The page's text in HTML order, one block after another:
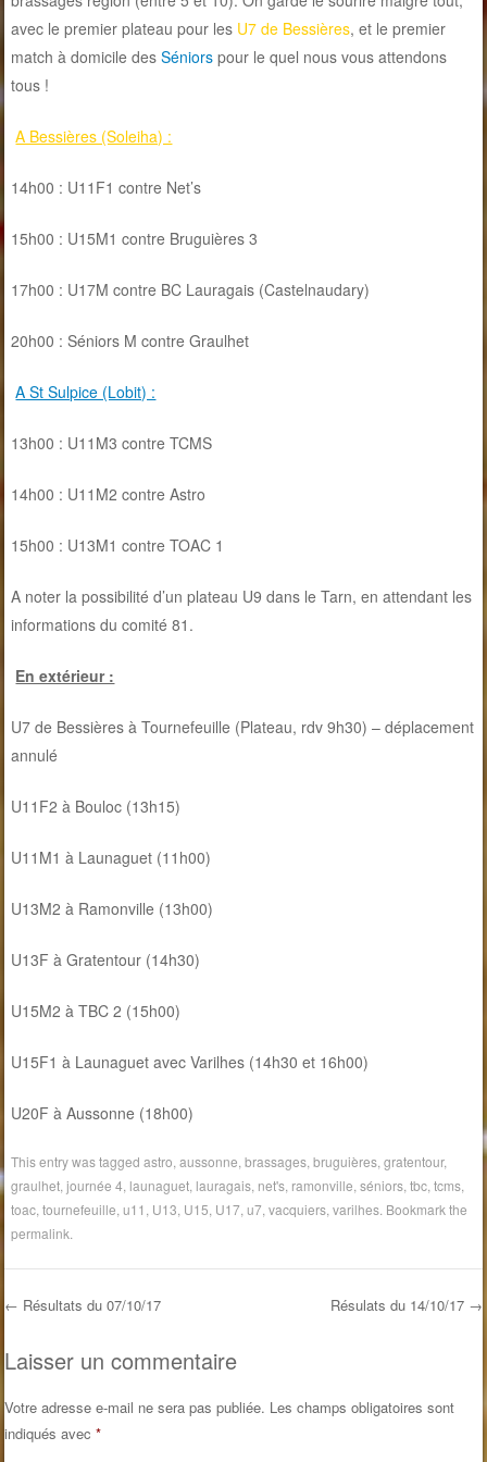
avec le premier plateau pour les U7 de Bessières, et le premier
match à domicile desSéniors pour le quel nous vous attendons
tous !
A Bessières (Soleiha) :
14h00 : U11F1 contre Net’s
15h00 : U15M1 contre Bruguières 3
17h00 : U17M contre BC Lauragais (Castelnaudary)
20h00 : Séniors M contre Graulhet
A St Sulpice (Lobit) :
13h00 : U11M3 contre TCMS
14h00 : U11M2 contre Astro
15h00 : U13M1 contre TOAC 1
A noter la possibilité d’un plateau U9 dans le Tarn, en attendant les
informations du comité 81.
En extérieur :
U7 de Bessières à Tournefeuille (Plateau, rdv 9h30) – déplacement
annulé
U11F2 à Bouloc (13h15)
U11M1 à Launaguet (11h00)
U13M2 à Ramonville (13h00)
U13F à Gratentour (14h30)
U15M2 à TBC 2 (15h00)
U15F1 à Launaguet avec Varilhes (14h30 et 16h00)
U20F à Aussonne (18h00)
This entry was taggedastro ,aussonne ,brassages ,bruguières ,gratentour,
graulhet ,journée 4 launaguet lauragais net's ramonville ,séniors ,tbc ,tcms
toac ,tournefeuille ,u11 U13 U15 U17 ,u7 ,vacquiers ,varilhes . Bookmark the
permalink
Post navigation
← Résultats du 07/10/17 Résulats du 14/10/17 →
Laisser un commentaire
Votre adresse e-mail ne sera pas publiée. Les champs obligatoires sont
indiqués avec*